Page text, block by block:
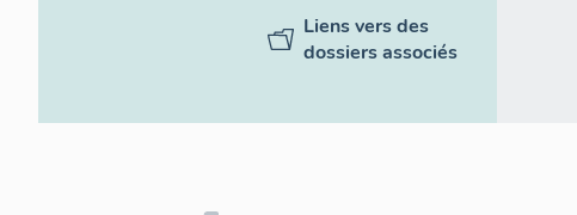
Liens vers des
dossiers associés